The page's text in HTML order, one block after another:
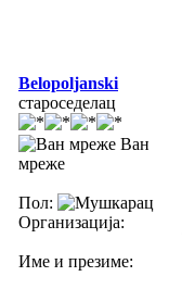
Belopoljanski
староседелац
Ван
мреже
Пол:
Организација:
Име и презиме: